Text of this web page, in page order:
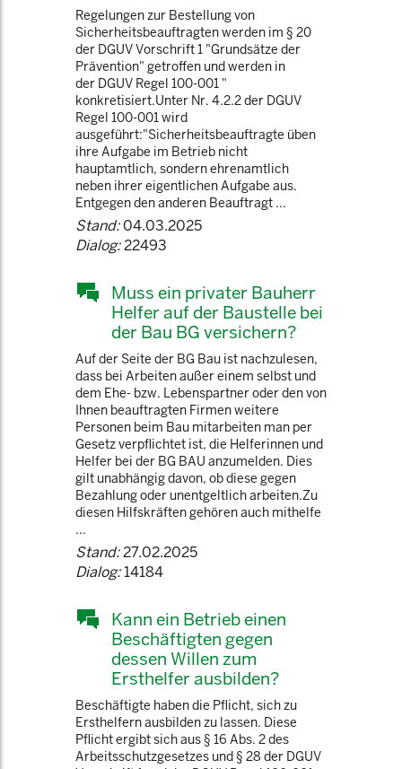
Regelungen zur Bestellung von
Sicherheitsbeauftragten werden im § 20
der DGUV Vorschrift 1 "Grundsätze der
Prävention" getroffen und werden in
der DGUV Regel 100-001 "
konkretisiert.Unter Nr. 4.2.2 der DGUV
Regel 100-001 wird
ausgeführt:"Sicherheitsbeauftragte üben
ihre Aufgabe im Betrieb nicht
hauptamtlich, sondern ehrenamtlich
neben ihrer eigentlichen Aufgabe aus.
Entgegen den anderen Beauftragt ...
Stand:04.03.2025
Dialog:22493
Muss ein privater Bauherr
Helfer auf der Baustelle bei
der Bau BG versichern?
Auf der Seite der BG Bau ist nachzulesen,
dass bei Arbeiten außer einem selbst und
dem Ehe- bzw. Lebenspartner oder den von
Ihnen beauftragten Firmen weitere
Personen beim Bau mitarbeiten man per
Gesetz verpflichtet ist, die Helferinnen und
Helfer bei der BG BAU anzumelden. Dies
gilt unabhängig davon, ob diese gegen
Bezahlung oder unentgeltlich arbeiten.Zu
diesen Hilfskräften gehören auch mithelfe
...
Stand:27.02.2025
Dialog:14184
Kann ein Betrieb einen
Beschäftigten gegen
dessen Willen zum
Ersthelfer ausbilden?
Beschäftigte haben die Pflicht, sich zu
Ersthelfern ausbilden zu lassen. Diese
Pflicht ergibt sich aus § 16 Abs. 2 des
Arbeitsschutzgesetzes und § 28 der DGUV